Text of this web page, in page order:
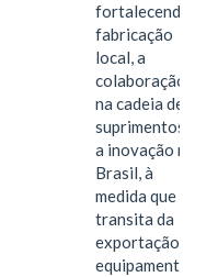
fortalecendo a
fabricação
local, a
colaboração
na cadeia de
suprimentos e
a inovação no
Brasil, à
medida que
transita da
exportação de
equipamentos